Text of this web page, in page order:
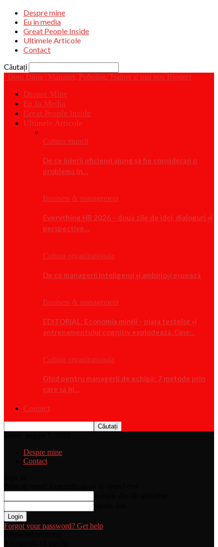
Despre mine
Eu in media
Great People Inside
Ultimele Articole
Contact
Căutați
Doru Dima | Manager, Psiholog, Trainer si mai nou Blogger
Despre Mine
Eu In Media
Great People Inside
Ultimele Articole
Cultura muncii
De ce liderii eficienți ajung să fie considerați o
problemă în…
Business & management
Everything HR 2026 – două zile de idei, dialoguri și
perspective…
Cultura organizationala
De ce managerii inteligenți și ambițioși eșuează
Business & management
EDITORIAL: Economia minții – piața testelor și
antrenamentului cognitiv explodează. Cine…
Cultura organizationala
Ghid pentru managerii de echipă: 7 metode prin
care să îți…
Contact
Despre mine
Contact
Forgot your password? Get help